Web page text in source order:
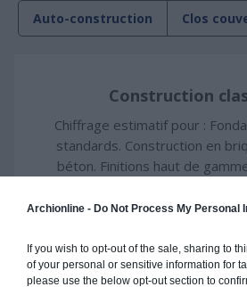
Archionline - Do Not Process My Personal
If you wish to opt-out of the sale, sharing to
of your personal or sensitive information for
please use the below opt-out section to
Auto-construction Clos
Construction
Chiffrage estimatif pour :
standards. Construction en
béton. Finitions haut de
(cuisine, peinture, sols...),
À partir de